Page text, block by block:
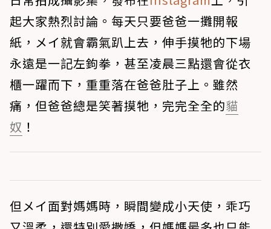
起大家熱烈討論。每天只要爸爸一攤開報
紙，メイ就會霸氣趴上去，伸手摸牠的下場
永遠是一記左鉤拳，甚至凌晨三點還會從衣
櫃一躍而下，重重落在爸爸肚子上。雖然
痛，但爸爸總是笑著摸牠，完完全全的貓
奴 ！
但メイ面對媽媽時，瞬間變成小天使，乖巧